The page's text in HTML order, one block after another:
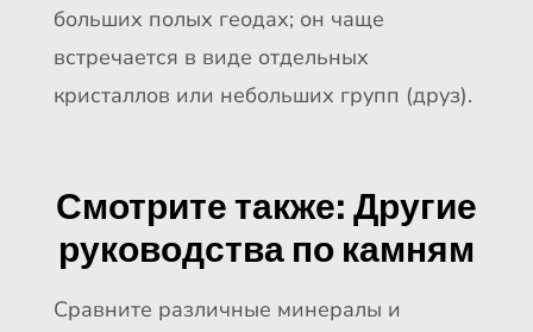
больших полых геодах; он чаще
встречается в виде отдельных
кристаллов или небольших групп (друз).
Смотрите также: Другие
руководства по камням
Сравните различные минералы и